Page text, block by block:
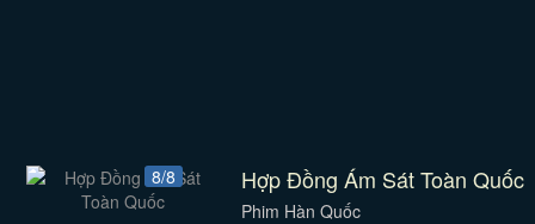
8/8 Hợp Đồng Ám Sát Toàn Quốc
Phim Hàn Quốc